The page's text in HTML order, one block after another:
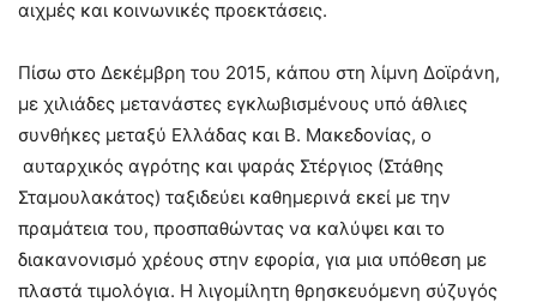
αιχμές και κοινωνικές προεκτάσεις.
Πίσω στο Δεκέμβρη του 2015, κάπου στη λίμνη Δοϊράνη,
με χιλιάδες μετανάστες εγκλωβισμένους υπό άθλιες
συνθήκες μεταξύ Ελλάδας και Β. Μακεδονίας, ο
αυταρχικός αγρότης και ψαράς Στέργιος (Στάθης
Σταμουλακάτος) ταξιδεύει καθημερινά εκεί με την
πραμάτεια του, προσπαθώντας να καλύψει και το
διακανονισμό χρέους στην εφορία, για μια υπόθεση με
πλαστά τιμολόγια. Η λιγομίλητη θρησκευόμενη σύζυγός